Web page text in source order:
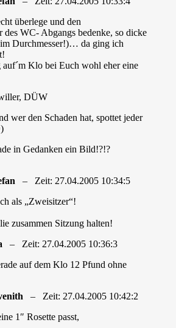
überlege und den
des WC- Abgangs bedenke, so dicke
Durchmesser!)… da ging ich
Klo bei Euch wohl eher eine
DÜW
wer den Schaden hat, spottet jeder
in Gedanken ein Bild!?!?
– Zeit: 27.04.2005 10:34:5
als „Zweisitzer“!
zusammen Sitzung halten!
– Zeit: 27.04.2005 10:36:3
auf dem Klo 12 Pfund ohne
– Zeit: 27.04.2005 10:42:2
1″ Rosette passt,